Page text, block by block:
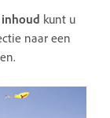
kunt u
naar een